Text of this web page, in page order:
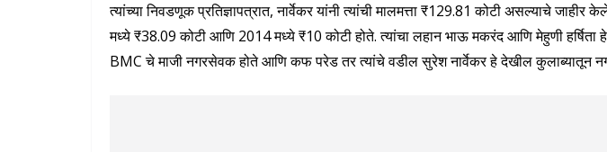
त्यांच्या निवडणूक प्रतिज्ञापत्रात, नार्वेकर यांनी त्यांची मालमत्ता ₹129.81 कोटी असल्याचे जाहीर
मध्ये ₹38.09 कोटी आणि 2014 मध्ये ₹10 कोटी होते. त्यांचा लहान भाऊ मकरंद आणि मेहुणी हर्षिता
BMC चे माजी नगरसेवक होते आणि कफ परेड तर त्यांचे वडील सुरेश नार्वेकर हे देखील कुलाब्यातून